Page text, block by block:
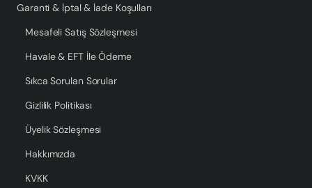
Garanti & İptal & İade Koşulları
Mesafeli Satış Sözleşmesi
Havale & EFT İle Ödeme
Sıkca Sorulan Sorular
Gizlilik Politikası
Üyelik Sözleşmesi
Hakkımızda
KVKK